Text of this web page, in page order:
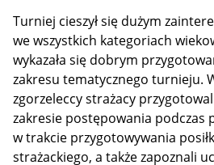
Turniej cieszył się dużym
we wszystkich kategoriach
wykazała się dobrym
zakresu tematycznego turnieju.
zgorzeleccy strażacy
zakresie postępowania podczas
w trakcie przygotowywania
strażackiego, a także zapoznali